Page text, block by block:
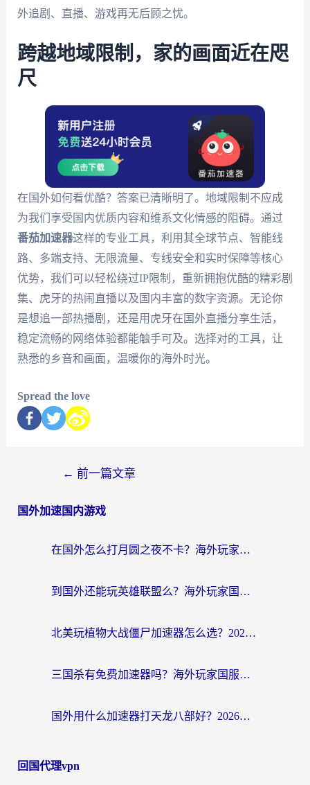
外追剧、直播、游戏再无后顾之忧。
跨越地域限制，家的画面近在咫
尺
在国外如何看优酷？答案已清晰明了。地域限制不应成
为我们享受国内优质内容和维系文化情感的阻碍。通过
番茄加速器这样的专业工具，利用其全球节点、智能线
路、多端支持、无限流量、专线安全和实时保障等核心
优势，我们可以轻松绕过IP限制，重新拥抱优酷的精彩剧
集、虎牙的热闹直播以及国内丰富的数字资源。无论你
是想追一部热播剧，还是用虎牙在国外直播分享生活，
稳定流畅的网络体验都能触手可及。选择对的工具，让
熟悉的乡音和画面，温暖你的海外时光。
Spread the love
← 前一篇文章
国外加速国内游戏
在国外怎么打月圆之夜不卡？海外玩家国服游戏加速终极指南（附巴西英国游戏适配方案）
到国外还能玩英雄联盟么？海外玩家国服游戏畅玩终极指南
北美玩植物大战僵尸加速器怎么选？2026海外党必看的国服游戏加速指南
三国杀有免费加速器吗？海外玩家国服畅玩终极指南（附泰国南非专属解决方案）
国外用什么加速器打天龙八部好？2026海外玩家国服游戏加速全攻略
回国代理vpn